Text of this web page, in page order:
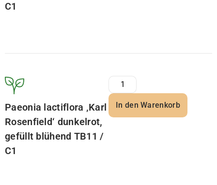
C1
Paeonia lactiflora ‚Karl
Rosenfield‘ dunkelrot,
gefüllt blühend TB11 /
C1
In den Warenkorb